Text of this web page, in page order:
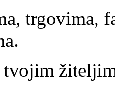
trgovima,